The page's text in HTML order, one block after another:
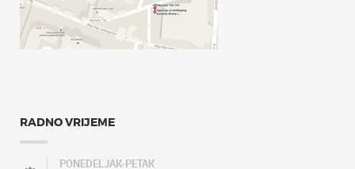
RADNO VRIJEME
PONEDELJAK-PETAK